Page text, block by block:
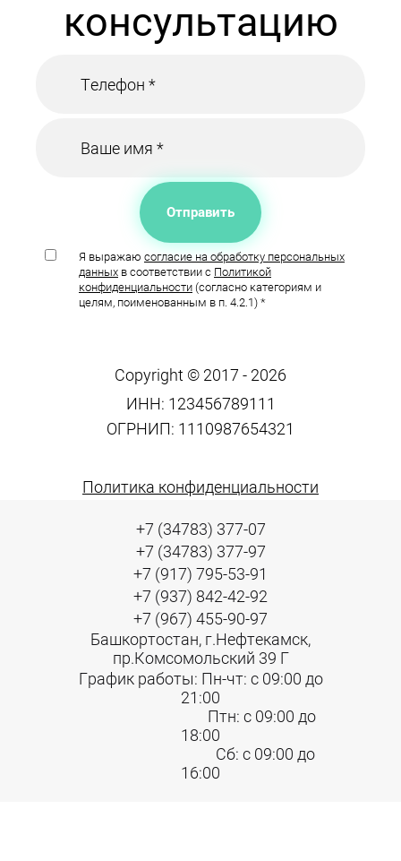
консультацию
Отправить
Я выражаю согласие на обработку персональных
данных в соответствии с Политикой
конфиденциальности (согласно категориям и
целям, поименованным в п. 4.2.1) *
Copyright © 2017 - 2026
ИНН: 123456789111
ОГРНИП: 1110987654321
Политика конфиденциальности
+7 (34783) 377-07
+7 (34783) 377-97
+7 (917) 795-53-91
+7 (937) 842-42-92
+7 (967) 455-90-97
Башкортостан, г.Нефтекамск,
пр.Комсомольский 39 Г
График работы: Пн-чт: с 09:00 до
21:00
Птн: с 09:00 до
18:00
Сб: с 09:00 до
16:00